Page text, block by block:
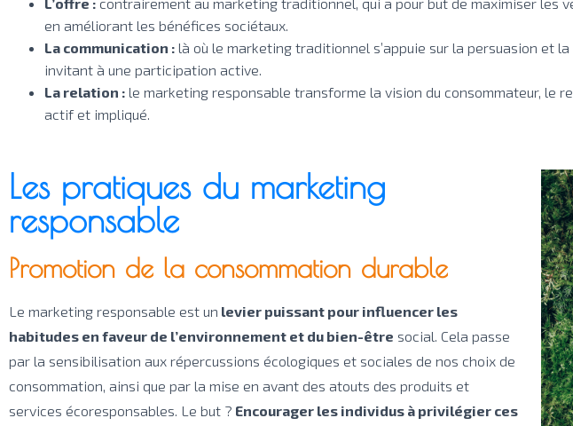
en améliorant les bénéfices sociétaux.
La communication : là où le marketing traditionnel s’appuie sur la persuasion et
invitant à une participation active.
La relation : le marketing responsable transforme la vision du consommateur, le
actif et impliqué.
Les pratiques du marketing
responsable
Promotion de la consommation durable
Le marketing responsable est un levier puissant pour influencer les
habitudes en faveur de l’environnement et du bien-être social. Cela passe
par la sensibilisation aux répercussions écologiques et sociales de nos choix de
consommation, ainsi que par la mise en avant des atouts des produits et
services écoresponsables. Le but ? Encourager les individus à privilégier ces